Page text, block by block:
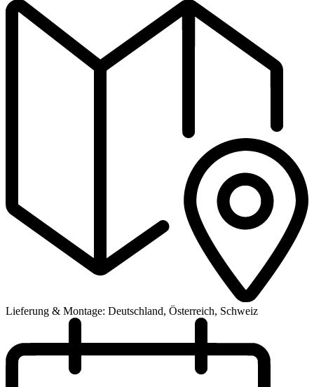
Lieferung & Montage: Deutschland, Österreich, Schweiz